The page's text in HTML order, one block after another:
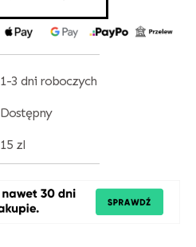
1-3 dni roboczych
Dostępny
15 zl